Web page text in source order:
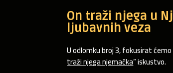
On traži njega u
ljubavnih veza
U odlomku broj 3, fokusirat
traži njega njemačka” iskustvo.